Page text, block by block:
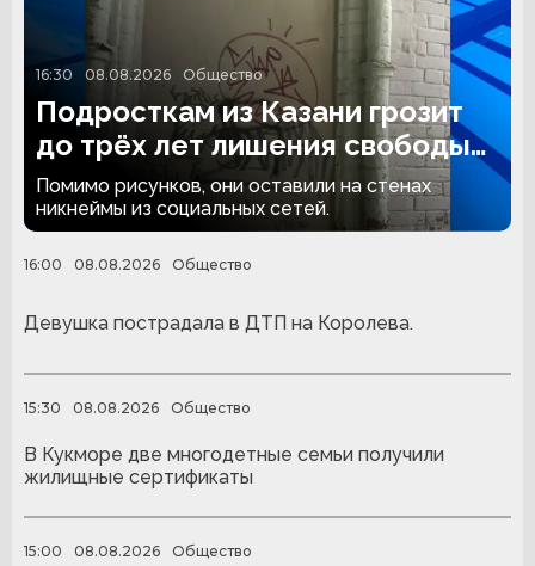
16:30 08.08.2026 Общество
Подросткам из Казани грозит
до трёх лет лишения свободы
за граффити
Помимо рисунков, они оставили на стенах
никнеймы из социальных сетей.
16:00 08.08.2026 Общество
Девушка пострадала в ДТП на Королева.
15:30 08.08.2026 Общество
В Кукморе две многодетные семьи получили
жилищные сертификаты
15:00 08.08.2026 Общество